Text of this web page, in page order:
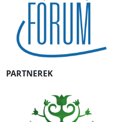
PARTNEREK